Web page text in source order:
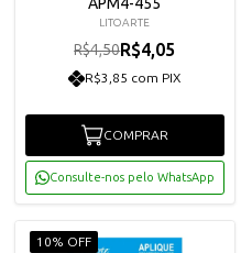
APM4-455
LITOARTE
R$4,50R$4,05
R$3,85 com PIX
COMPRAR
Consulte-nos pelo WhatsApp
10% OFF